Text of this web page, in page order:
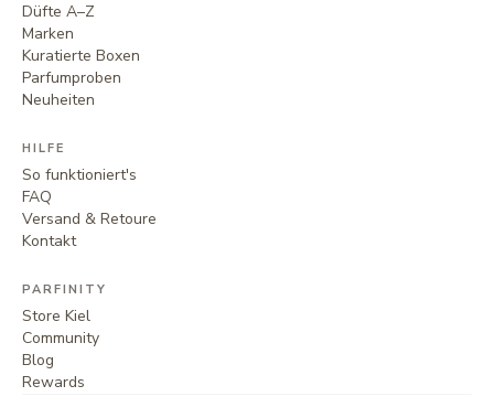
Düfte A–Z
Marken
Kuratierte Boxen
Parfumproben
Neuheiten
HILFE
So funktioniert's
FAQ
Versand & Retoure
Kontakt
PARFINITY
Store Kiel
Community
Blog
Rewards